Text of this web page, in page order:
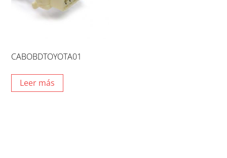
CABOBDTOYOTA01
Leer más